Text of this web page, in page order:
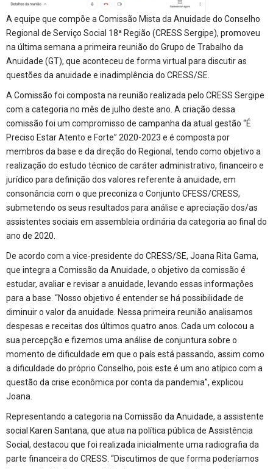
A equipe que compõe a Comissão Mista da Anuidade do Conselho
Regional de Serviço Social 18ª Região (CRESS Sergipe), promoveu
na última semana a primeira reunião do Grupo de Trabalho da
Anuidade (GT), que aconteceu de forma virtual para discutir as
questões da anuidade e inadimplência do CRESS/SE.
A Comissão foi composta na reunião realizada pelo CRESS Sergipe
com a categoria no mês de julho deste ano. A criação dessa
comissão foi um compromisso de campanha da atual gestão “É
Preciso Estar Atento e Forte” 2020-2023 e é composta por
membros da base e da direção do Regional, tendo como objetivo a
realização do estudo técnico de caráter administrativo, financeiro e
jurídico para definição dos valores referente à anuidade, em
consonância com o que preconiza o Conjunto CFESS/CRESS,
submetendo os seus resultados para análise e apreciação dos/as
assistentes sociais em assembleia ordinária da categoria ao final do
ano de 2020.
De acordo com a vice-presidente do CRESS/SE, Joana Rita Gama,
que integra a Comissão da Anuidade, o objetivo da comissão é
estudar, avaliar e revisar a anuidade, levando essas informações
para a base. “Nosso objetivo é entender se há possibilidade de
diminuir o valor da anuidade. Nessa primeira reunião analisamos
despesas e receitas dos últimos quatro anos. Cada um colocou a
sua percepção e fizemos uma análise de conjuntura sobre o
momento de dificuldade em que o país está passando, assim como
a dificuldade do próprio Conselho, pois este é um ano atípico com a
questão da crise econômica por conta da pandemia”, explicou
Joana.
Representando a categoria na Comissão da Anuidade, a assistente
social Karen Santana, que atua na política pública de Assistência
Social, destacou que foi realizada inicialmente uma radiografia da
parte financeira do CRESS. “Discutimos de que forma poderíamos